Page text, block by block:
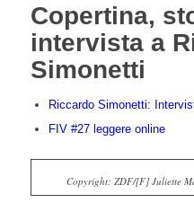
Copertina,
intervista a
Simonetti
Riccardo Simonetti:
FIV #27 leggere online
Copyright: ZDF/[F] Juliette